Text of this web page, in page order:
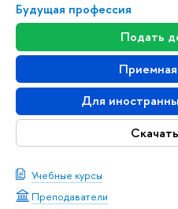
Будущая профессия
Подать
Для
Учебные курсы
Преподаватели